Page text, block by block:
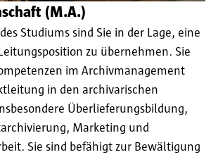
(M.A.)
Studiums sind Sie in der Lage, eine
zu übernehmen. Sie
im Archivmanagement
in den archivarischen
Überlieferungsbildung,
Marketing und
Sie sind befähigt zur Bewältigung